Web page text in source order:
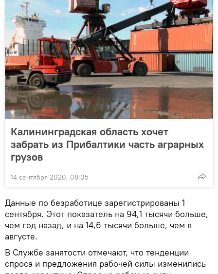
Калининградская область хочет
забрать из Прибалтики часть аграрных
грузов
14 сентября 2020, 08:05
Данные по безработице зарегистрированы 1
сентября. Этот показатель на 94,1 тысячи больше,
чем год назад, и на 14,6 тысячи больше, чем в
августе.
В Службе занятости отмечают, что тенденции
спроса и предложения рабочей силы изменились